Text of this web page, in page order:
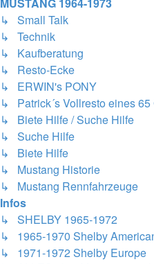
↳ Small Talk
↳ Technik
↳ Kaufberatung
↳ Resto-Ecke
↳ ERWIN's PONY
↳ Patrick´s Vollresto eines 65
↳ Biete Hilfe / Suche Hilfe
↳ Suche Hilfe
↳ Biete Hilfe
↳ Mustang Historie
↳ Mustang Rennfahrzeuge
Infos
↳ SHELBY 1965-1972
↳ 1965-1970 Shelby
↳ 1971-1972 Shelby Europe